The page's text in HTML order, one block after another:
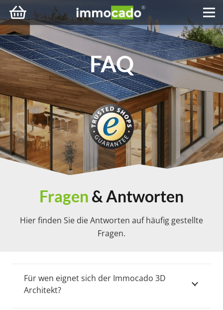
FAQ
Fragen & Antworten
Hier finden Sie die Antworten auf häufig gestellte
Fragen.
Für wen eignet sich der Immocado 3D
Architekt?